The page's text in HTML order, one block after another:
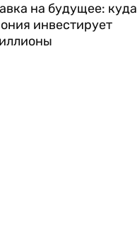
на будущее: куда
инвестирует